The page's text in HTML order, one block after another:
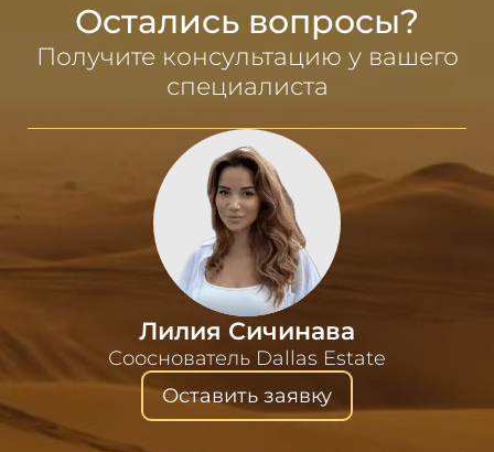
Остались вопросы?
Получите консультацию у вашего
специалиста
Лилия Сичинава
Сооснователь Dallas Estate
Оставить заявку